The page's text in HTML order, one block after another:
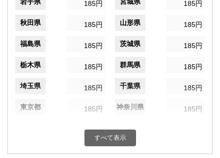
185円 185円
秋田県 185円 山形県 185円
福島県 185円 茨城県 185円
栃木県 185円 群馬県 185円
埼玉県 185円 千葉県 185円
東京都 185円 神奈川県 185円
185円 富山県
すべて表示